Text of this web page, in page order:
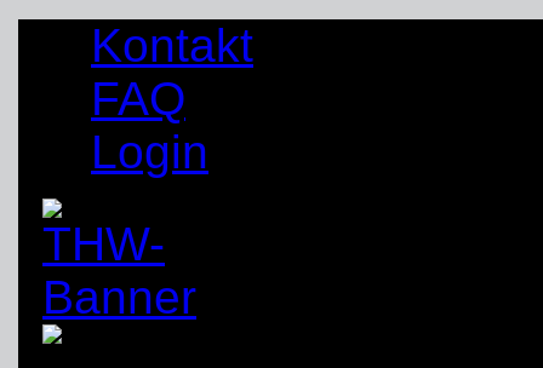
Kontakt
FAQ
Login